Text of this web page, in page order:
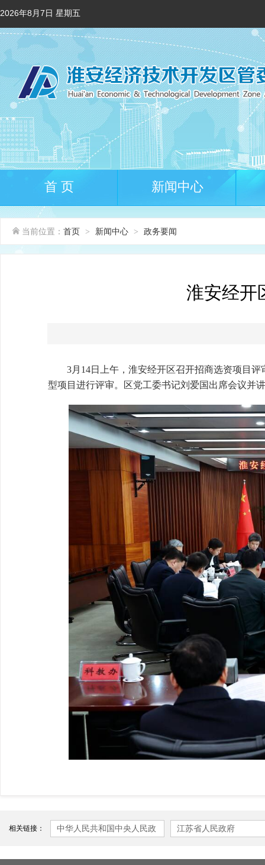
2026年8月7日 星期五
首 页 新闻中心
当前位置： 首页 > 新闻中心 > 政务要闻
淮安经开
3月14日上午，淮安经开区召开招商选资项目
型项目进行评审。区党工委书记刘爱国出席会议并
相关链接：
中华人民共和国中央人民政
江苏省人民政府